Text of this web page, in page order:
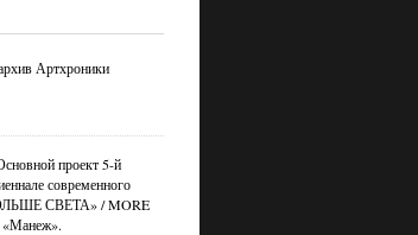
Артхроники
проект 5-й
современного
СВЕТА» / MORE